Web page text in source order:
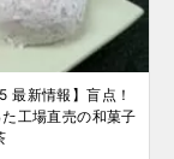
最新情報】盲点！
工場直売の和菓子